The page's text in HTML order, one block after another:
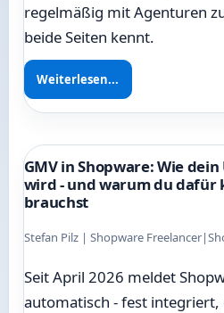
regelmäßig mit Agenturen
beide Seiten kennt.
Weiterlesen...
GMV in Shopware: Wie
wird - und warum du dafür
brauchst
Stefan Pilz | Shopware Freelancer|
Seit April 2026 meldet
automatisch - fest integriert,